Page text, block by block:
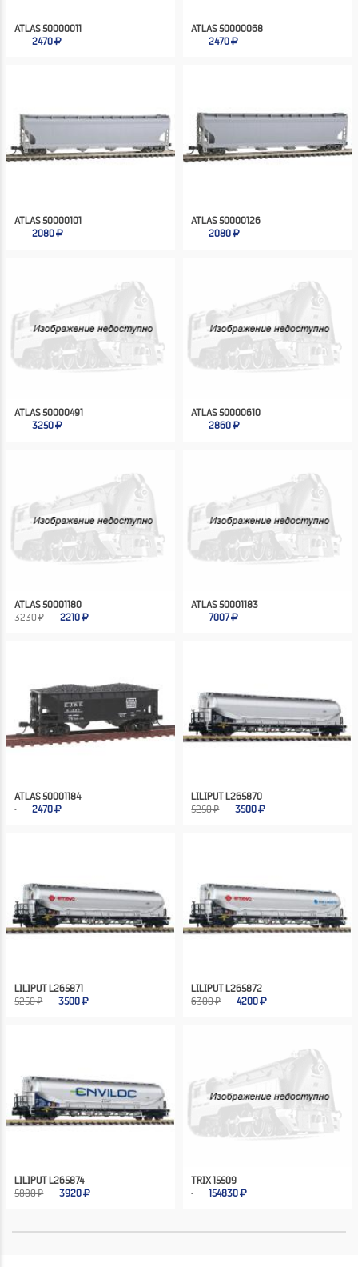
ATLAS 50000011
2470
ATLAS 50000068
2470
ATLAS 50000101
2080
ATLAS 50000126
2080
ATLAS 50000491
3250
ATLAS 50000610
2860
ATLAS 50001180
3230 ₽
2210
ATLAS 50001183
7007
ATLAS 50001184
2470
LILIPUT L265870
5250 ₽
3500
LILIPUT L265871
5250 ₽
3500
LILIPUT L265872
6300 ₽
4200
LILIPUT L265874
5880 ₽
3920
TRIX 15509
154830